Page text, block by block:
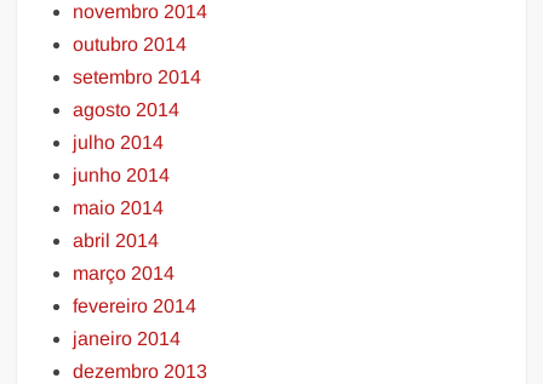
novembro 2014
outubro 2014
setembro 2014
agosto 2014
julho 2014
junho 2014
maio 2014
abril 2014
março 2014
fevereiro 2014
janeiro 2014
dezembro 2013